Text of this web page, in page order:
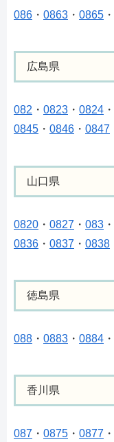
086 ・ 0863 ・ 0865 ・
広島県
082 ・ 0823 ・ 0824 ・
0845 ・ 0846 ・ 0847
山口県
0820 ・ 0827 ・ 083 ・
0836 ・ 0837 ・ 0838
徳島県
088 ・ 0883 ・ 0884 ・
香川県
087 ・ 0875 ・ 0877 ・